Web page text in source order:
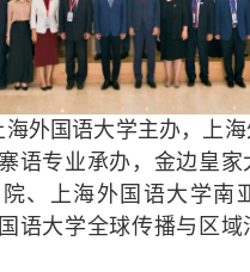
海外国语大学主办，上
语专业承办，金边皇家
、上海外国语大学南
语大学全球传播与区